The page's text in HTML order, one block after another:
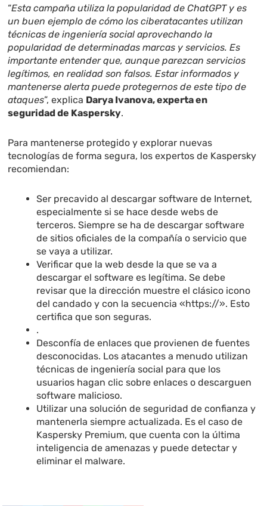
“Esta campaña utiliza la popularidad de ChatGPT y es
un buen ejemplo de cómo los ciberatacantes utilizan
técnicas de ingeniería social aprovechando la
popularidad de determinadas marcas y servicios. Es
importante entender que, aunque parezcan servicios
legítimos, en realidad son falsos. Estar informados y
mantenerse alerta puede protegernos de este tipo de
ataques”, explica Darya Ivanova, experta en
seguridad de Kaspersky.
Para mantenerse protegido y explorar nuevas
tecnologías de forma segura, los expertos de Kaspersky
recomiendan:
Ser precavido al descargar software de Internet,
especialmente si se hace desde webs de
terceros. Siempre se ha de descargar software
de sitios oficiales de la compañía o servicio que
se vaya a utilizar.
Verificar que la web desde la que se va a
descargar el software es legítima. Se debe
revisar que la dirección muestre el clásico icono
del candado y con la secuencia «https://». Esto
certifica que son seguras.
.
Desconfía de enlaces que provienen de fuentes
desconocidas. Los atacantes a menudo utilizan
técnicas de ingeniería social para que los
usuarios hagan clic sobre enlaces o descarguen
software malicioso.
Utilizar una solución de seguridad de confianza y
mantenerla siempre actualizada. Es el caso de
Kaspersky Premium, que cuenta con la última
inteligencia de amenazas y puede detectar y
eliminar el malware.